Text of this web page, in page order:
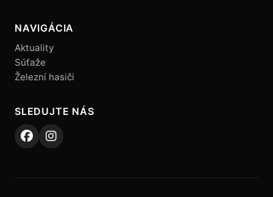
NAVIGÁCIA
Aktuality
Súťaže
Železní hasiči
SLEDUJTE NÁS